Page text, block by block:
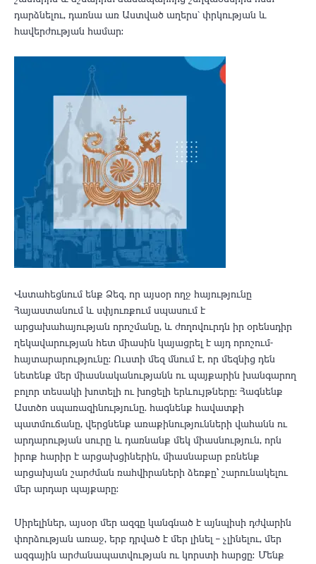
դարձնելու, դառնա առ Աստված աղերս` փրկության և
հավերժության համար:
Վստահեցնում ենք Ձեզ, որ այսօր ողջ հայությունը
Հայաստանում և սփյուռքում սպասում է
արցախահայության որոշմանը, և ժողովուրդն իր օրենսդիր
ղեկավարության հետ միասին կայացրել է այդ որոշում-
հայտարարությունը: Ուստի մեզ մնում է, որ մեզնից դեն
նետենք մեր միասնականությանն ու պայքարին խանգարող
բոլոր տեսակի խոտելի ու խոցելի երևույթները: Հագնենք
Աստծո սպառազինությունը. հագնենք հավատքի
պատմուճանը, վերցնենք առաքինությունների վահանն ու
արդարության սուրը և դառնանք մեկ միասնություն, որն
իրոք հարիր է արցախցիներին, միասնաբար բռնենք
արցախյան շարժման ռահվիրաների ձեռքը՝ շարունակելու
մեր արդար պայքարը:
Սիրելիներ, այսօր մեր ազգը կանգնած է այնպիսի դժվարին
փորձության առաջ, երբ դրված է մեր լինել – չլինելու, մեր
ազգային արժանապատվության ու կորստի հարցը։ Մենք